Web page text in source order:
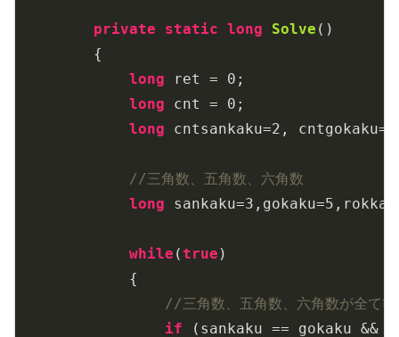
private static long Solve ( )
        {
long ret = 0 ;
long cnt = 0 ;
long cntsankaku=2 , cntgokaku=
//三角数、五角数、六角数
long sankaku=3 ,gokaku=5
while (true )
            {
//三角数、五角数、六角数が全て等
if (sankaku == gokaku &&